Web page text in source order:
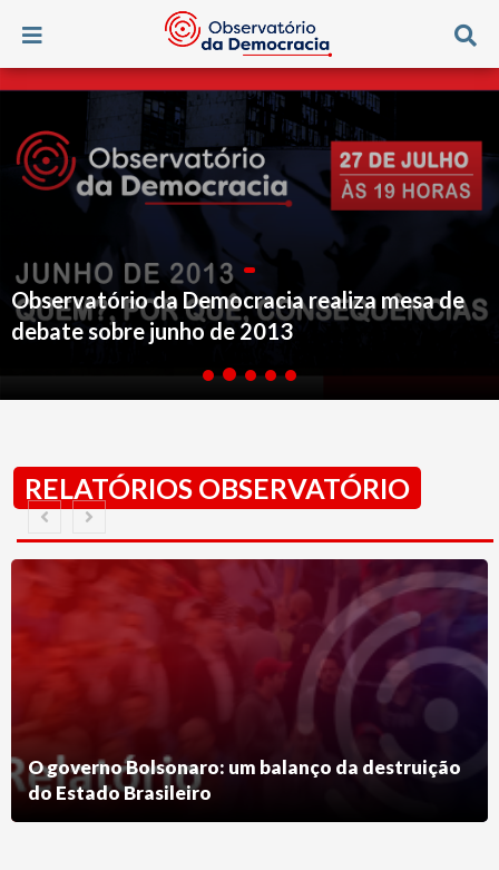
Observatório da Democracia participa de
debate sobre Lei de combate às fake news
RELATÓRIOS OBSERVATÓRIO
O governo Bolsonaro: um balanço da destruição
do Estado Brasileiro